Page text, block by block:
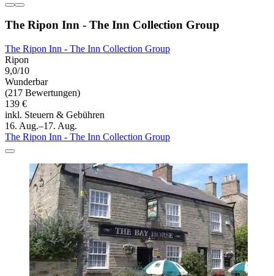
The Ripon Inn - The Inn Collection Group
The Ripon Inn - The Inn Collection Group
Ripon
9,0/10
Wunderbar
(217 Bewertungen)
139 €
inkl. Steuern & Gebühren
16. Aug.–17. Aug.
The Ripon Inn - The Inn Collection Group